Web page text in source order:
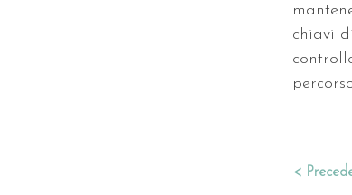
chiavi
<